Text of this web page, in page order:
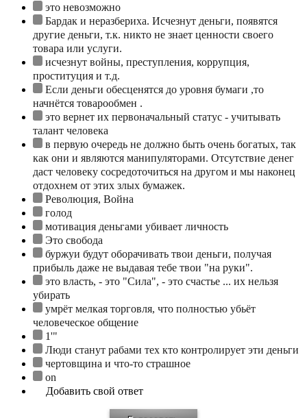
это невозможно
Бардак и неразбериха. Исчезнут деньги, появятся
другие деньги, т.к. никто не знает ценности своего
товара или услуги.
исчезнут войны, преступления, коррупция,
проституция и т.д.
Если деньги обесценятся до уровня бумаги ,то
начнётся товарообмен .
это вернет их первоначальный статус - учитывать
талант человека
в первую очередь не должно быть очень богатых, так
как они и являются манипуляторами. Отсутствие денег
даст человеку сосредоточиться на другом и мы наконец
отдохнем от этих злых бумажек.
Революция, Война
голод
мотивация деньгами убивает личность
Это свобода
буржуи будут оборачивать твои деньги, получая
прибыль даже не выдавая тебе твои "на руки".
это власть, - это "Сила", - это счастье ... их нельзя
убирать
умрёт мелкая торговля, что полностью убьёт
человеческое общение
1'"
Люди станут рабами тех кто контролирует эти деньги
чертовщина и что-то страшное
on
Добавить свой ответ